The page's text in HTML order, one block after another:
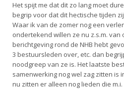
Het spijt me dat dit zo lang moet
begrip voor dat dit hectische tijden
Waar ik van de zomer nog een
ondertekend willen ze nu z.s.m. van
berichtgeving rond de NHB hebt
3 bestuursleden over, etc. dan
noodgreep van ze is. Het laatste
samenwerking nog wel zag zitten is
nu zitten er alleen nog lieden die